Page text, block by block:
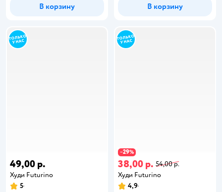
В корзину В корзину
49,00 р.
Худи Futurino
5
−29%
38,00 р. 54,00 р.
Худи Futurino
4,9